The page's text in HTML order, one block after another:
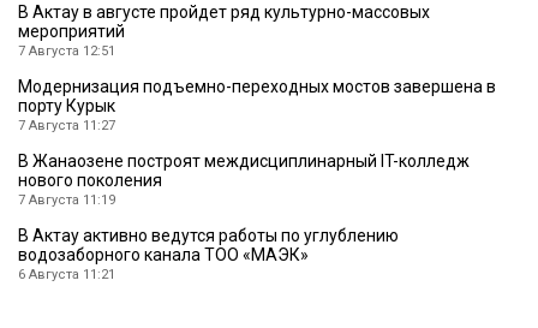
В Актау в августе пройдет ряд культурно-массовых
мероприятий
7 Августа 12:51
Модернизация подъемно-переходных мостов завершена в
порту Курык
7 Августа 11:27
В Жанаозене построят междисциплинарный IT-колледж
нового поколения
7 Августа 11:19
В Актау активно ведутся работы по углублению
водозаборного канала ТОО «МАЭК»
6 Августа 11:21